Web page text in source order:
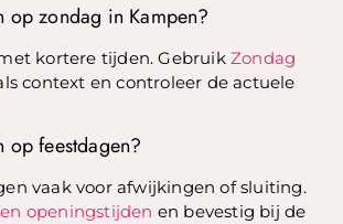
op zondag in Kampen?
kortere tijden. GebruikZondag
context en controleer de actuele
op feestdagen?
vaak voor afwijkingen of sluiting.
openingstijden en bevestig bij de